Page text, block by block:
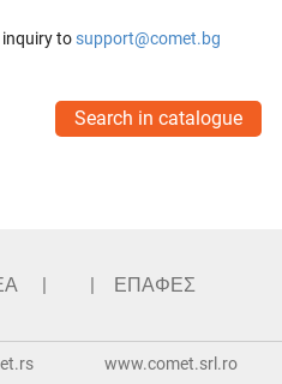
tosupport@comet.bg
Search in catalogue
ΕΠΑΦΕΣ
www.comet.srl.ro